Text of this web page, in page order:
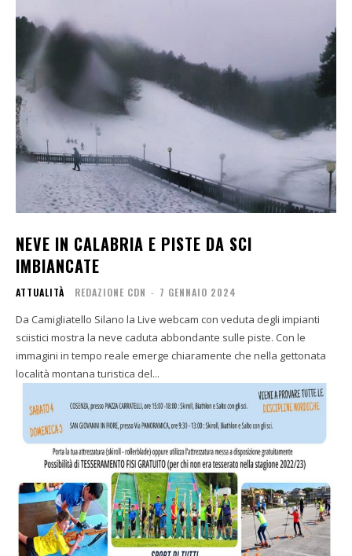
NEVE IN CALABRIA E PISTE DA SCI
IMBIANCATE
ATTUALITÀ REDAZIONE CDN - 7 GENNAIO 2024
Da Camigliatello Silano la Live webcam con veduta degli impianti
sciistici mostra la neve caduta abbondante sulle piste. Con le
immagini in tempo reale emerge chiaramente che nella gettonata
località montana turistica del...